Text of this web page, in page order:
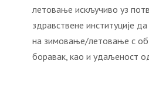
летовање искључиво уз
здравствене институције
на зимовање/летовање с
боравак, као и удаљеност